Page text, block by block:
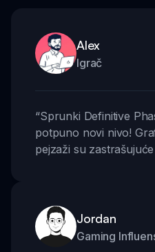
Alex
Igrač
“Sprunki Definitive
potpuno novi nivo!
pejzaži su
Jordan
Gaming